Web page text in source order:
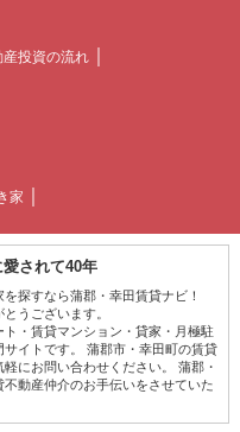
産投資の流れ
家
されて40年
探すなら蒲郡・幸田賃貸ナビ！
うございます。
・賃貸マンション・貸家・月極駐
イトです。 蒲郡市・幸田町の賃貸
にお問い合わせください。 蒲郡・
動産仲介のお手伝いをさせていた